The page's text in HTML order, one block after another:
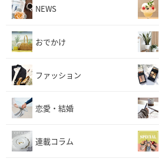
NEWS
おでかけ
ファッション
恋愛・結婚
連載コラム